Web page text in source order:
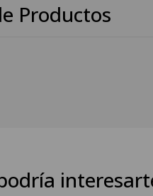
Productos